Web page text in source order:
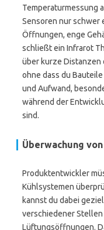
Temperaturmessung
Sensoren nur schwer
Öffnungen, enge
schließt ein Infrarot
über kurze Distanzen
ohne dass du
und Aufwand,
während der
sind.
Überwachung
Produktentwickler
Kühlsystemen
kannst du dabei
verschiedener
Lüftungsöffnungen.